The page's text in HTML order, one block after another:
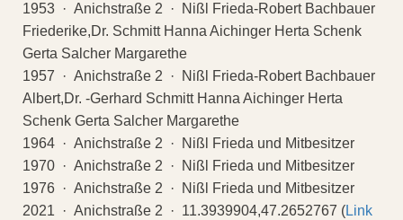
1953 · Anichstraße 2 · Nißl Frieda-Robert Bachbauer
Friederike,Dr. Schmitt Hanna Aichinger Herta Schenk
Gerta Salcher Margarethe
1957 · Anichstraße 2 · Nißl Frieda-Robert Bachbauer
Albert,Dr. -Gerhard Schmitt Hanna Aichinger Herta
Schenk Gerta Salcher Margarethe
1964 · Anichstraße 2 · Nißl Frieda und Mitbesitzer
1970 · Anichstraße 2 · Nißl Frieda und Mitbesitzer
1976 · Anichstraße 2 · Nißl Frieda und Mitbesitzer
2021 · Anichstraße 2 · 11.3939904,47.2652767 (Link